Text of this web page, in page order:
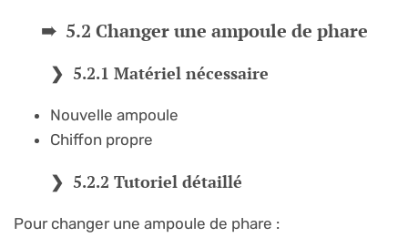
5.2 Changer une ampoule de phare
5.2.1 Matériel nécessaire
Nouvelle ampoule
Chiffon propre
5.2.2 Tutoriel détaillé
Pour changer une ampoule de phare :